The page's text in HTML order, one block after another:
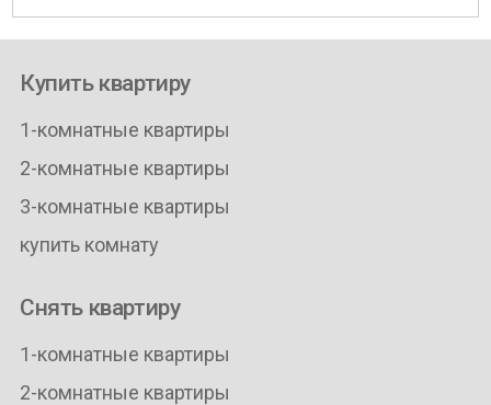
Купить квартиру
1-комнатные квартиры
2-комнатные квартиры
3-комнатные квартиры
купить комнату
Снять квартиру
1-комнатные квартиры
2-комнатные квартиры